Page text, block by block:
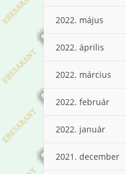
2022. május
2022. április
2022. március
2022. február
2022. január
2021. december